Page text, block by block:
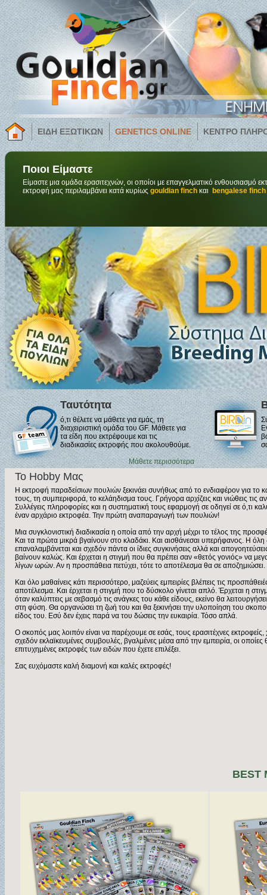
ΕΙΔΗ ΕΞΩΤΙΚΩΝ GENETICS ONLINE ΚΕΝΤΡΟ
Ποιοι Είμαστε
Είμαστε μια ομάδα ερασιτεχνών, οι οποίοι με επαγγελματικό
εκτροφή μας περιλαμβάνει κατά κυρίως gouldian finch και bengalese finch
Ταυτότητα
ό,τι θέλετε να μάθετε για εμάς, τη
διαχειριστική ομάδα του GF. Μάθετε για
τα είδη που εκτρέφουμε και τις
διαδικασίες εκτροφής που ακολουθούμε.
Μάθετε περισσότερα
Το Hobby Μας
Η εκτροφή παραδείσιων πουλιών ξεκινάει συνήθως από το ενδιαφέρον για το
τους, τη συμπεριφορά, το κελάηδισμα τους. Γρήγορα αρχίζεις και νιώθεις τις
Συλλέγεις πληροφορίες και η συστηματική τους εφαρμογή σε οδηγεί σε ό,τι
έναν αρχάριο εκτροφέα. Την πρώτη αναπαραγωγή των πουλιών!
Μια συγκλονιστική διαδικασία η οποία από την αρχή μέχρι το τέλος της
Και τα πρώτα μικρά βγαίνουν στο κλαδάκι. Και αισθάνεσαι υπερήφανος. Η όλη
επαναλαμβάνεται και σχεδόν πάντα οι ίδιες συγκινήσεις αλλά και
βαίνουν καλώς. Και έρχεται η στιγμή που θα πρέπει σαν «θετός γονιός» να
λίγων ωρών. Αν η προσπάθεια πετύχει, τότε το αποτέλεσμα θα σε αποζημιώσει.
Και όλο μαθαίνεις κάτι περισσότερο, μαζεύεις εμπειρίες βλέπεις τις
αποτέλεσμα. Και έρχεται η στιγμή που το δύσκολο γίνεται απλό. Έρχεται η
όταν καλύπτεις με σεβασμό τις ανάγκες του κάθε είδους, εκείνο θα
στη φύση. Θα οργανώσει τη ζωή του και θα ξεκινήσει την υλοποίηση του
είδος του. Εσύ δεν έχεις παρά να του δώσεις την ευκαιρία. Τόσο απλά.
Ο σκοπός μας λοιπόν είναι να παρέχουμε σε εσάς, τους ερασιτέχνες
σχεδόν εκλαϊκευμένες συμβουλές, βγαλμένες μέσα από την εμπειρία, οι
επιτυχημένες εκτροφές των ειδών που έχετε επιλέξει.
Σας ευχόμαστε καλή διαμονή και καλές εκτροφές!
BEST